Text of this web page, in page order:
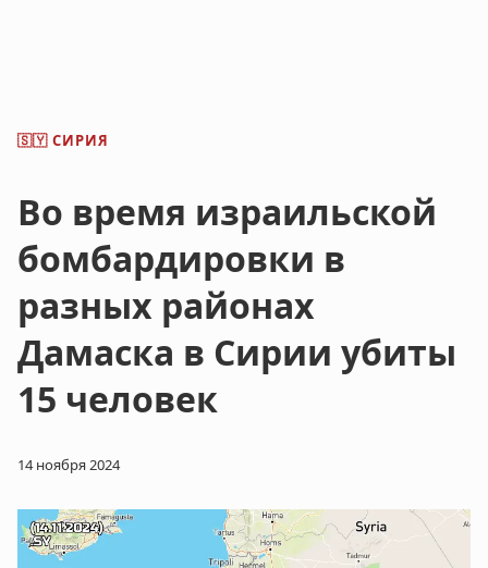
🇸🇾 СИРИЯ
Во время израильской
бомбардировки в
разных районах
Дамаска в Сирии убиты
15 человек
14 ноября 2024